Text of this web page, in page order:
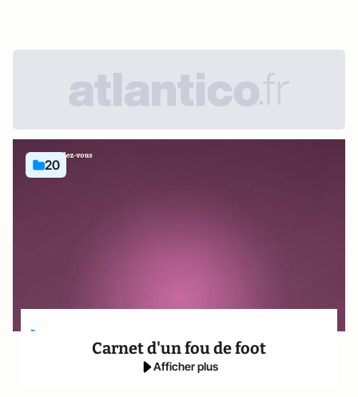
20
-
Carnet d'un fou de foot
Afficher plus